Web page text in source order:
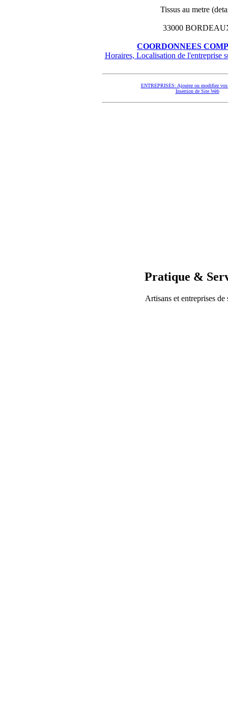
Tissus au metre
33000
COORDONNEES
Horaires, Localisation de l'entreprise
ENTREPRISES: Ajoutez ou modifiez vos
Insertion de Site Web
Pratique &
Artisans et entreprises de